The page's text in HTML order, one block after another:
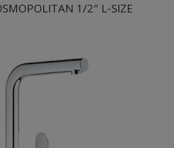
1/2″ L-SIZE